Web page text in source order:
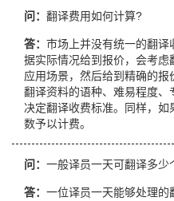
问： 翻译费用如何计算?
答： 市场上并没有统一的翻译
据实际情况给到报价，会考
应用场景，然后给到精确的
翻译资料的语种、难易程度
决定翻译收费标准。同样，
数予以计费。
问： 一般译员一天可翻译多少
答： 一位译员一天能够处理的